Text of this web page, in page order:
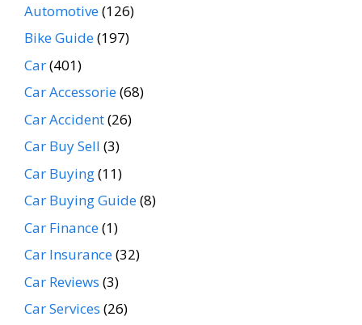
Automotive(126)
Bike Guide(197)
Car(401)
Car Accessorie(68)
Car Accident(26)
Car Buy Sell (3)
Car Buying(11)
Car Buying Guide(8)
Car Finance(1)
Car Insurance(32)
Car Reviews (3)
Car Services (26)